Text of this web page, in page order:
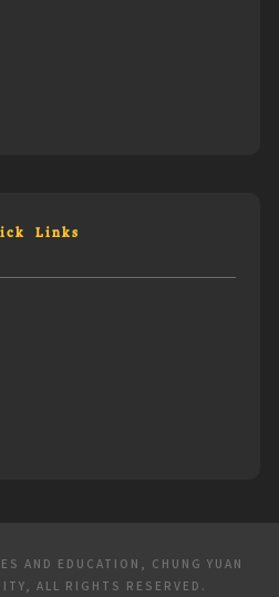
Links
AND EDUCATION, CHUNG YUAN
ALL RIGHTS RESERVED.